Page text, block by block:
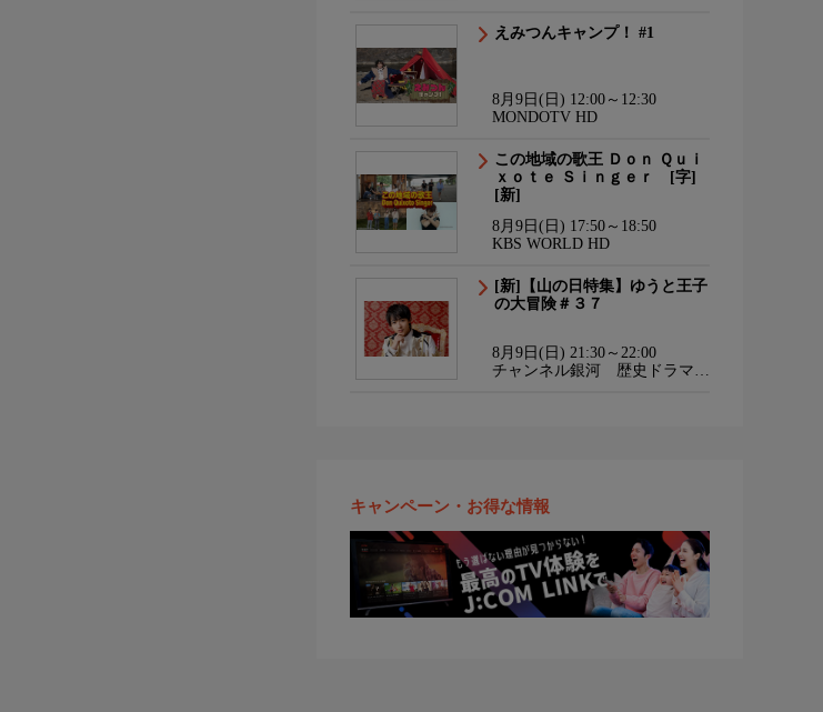
えみつんキャンプ！ #1
8月9日(日) 12:00～12:30
MONDOTV HD
この地域の歌王 Ｄｏｎ Ｑｕｉ
ｘｏｔｅ Ｓｉｎｇｅｒ [字]
[新]
8月9日(日) 17:50～18:50
KBS WORLD HD
[新]【山の日特集】ゆうと王子
の大冒険＃３７
8月9日(日) 21:30～22:00
チャンネル銀河 歴史ドラマ・
キャンペーン・お得な情報